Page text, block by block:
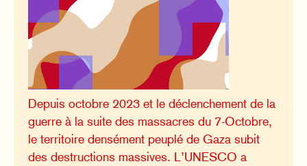
Depuis octobre 2023 et le déclenchement de la
guerre à la suite des massacres du 7-Octobre,
le territoire densément peuplé de Gaza subit
des destructions massives. L’UNESCO a